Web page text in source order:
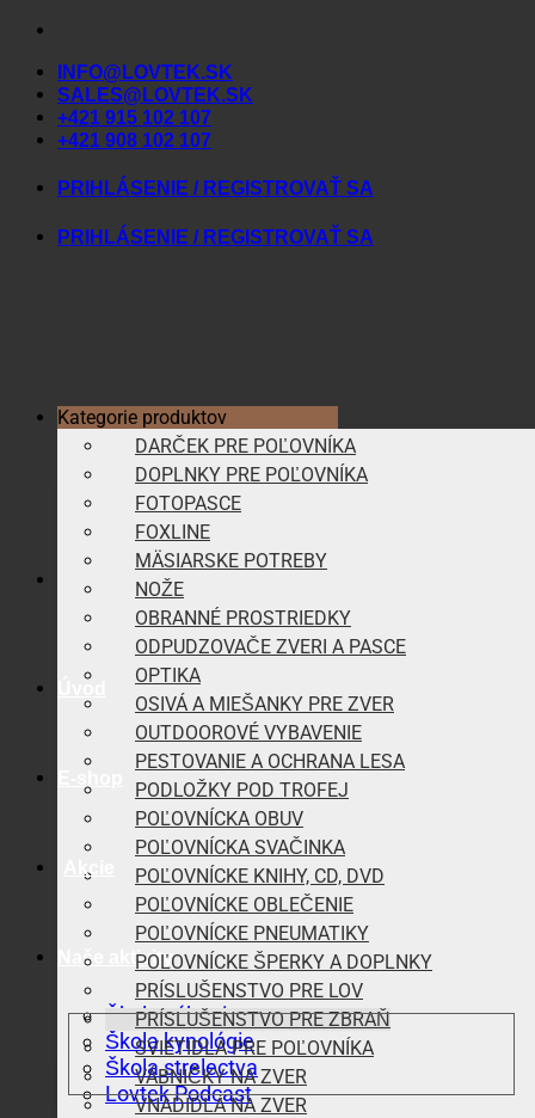
Skip
contentINFO@LOVTEK.SK
SALES@LOVTEK.SK
+421 915 102 107
+421 908 102 107
PRIHLÁSENIE / REGISTROVAŤ SA
PRIHLÁSENIE / REGISTROVAŤ SA
Akcie
Naše aktivity
Škola vábenia
Škola kynológie
Škola strelectva
Lovtek Podcast
Kategorie produktov
DARČEK PRE POĽOVNÍKA
DOPLNKY PRE POĽOVNÍKA
FOTOPASCE
FOXLINE
MÄSIARSKE POTREBY
NOŽE
OBRANNÉ PROSTRIEDKY
ODPUDZOVAČE ZVERI A PASCE
OPTIKA
OSIVÁ A MIEŠANKY PRE ZVER
OUTDOOROVÉ VYBAVENIE
PESTOVANIE A OCHRANA LESA
PODLOŽKY POD TROFEJ
POĽOVNÍCKA OBUV
POĽOVNÍCKA SVAČINKA
POĽOVNÍCKE KNIHY, CD, DVD
POĽOVNÍCKE OBLEČENIE
POĽOVNÍCKE PNEUMATIKY
POĽOVNÍCKE ŠPERKY A DOPLNKY
PRÍSLUŠENSTVO PRE LOV
PRÍSLUŠENSTVO PRE ZBRAŇ
SVIETIDLÁ PRE POĽOVNÍKA
VÁBNIČKY NA ZVER
VNADIDLÁ NA ZVER